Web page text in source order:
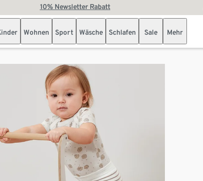
10% Newsletter Rabatt
Wohnen Sport Wäsche Schlafen Sale Mehr